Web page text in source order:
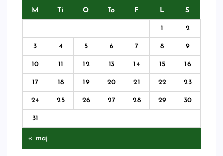
M Ti O To F L S
1 2
3 4 5 6 7 8 9
10 11 12 13 14 15 16
17 18 19 20 21 22 23
24 25 26 27 28 29 30
31
« maj